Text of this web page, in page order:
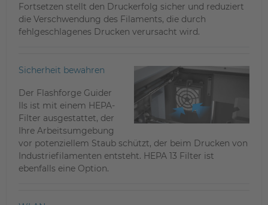
Fortsetzen stellt den Druckerfolg sicher und reduziert
die Verschwendung des Filaments, die durch
fehlgeschlagenes Drucken verursacht wird.
Sicherheit bewahren
Der Flashforge Guider
IIs ist mit einem HEPA-
Filter ausgestattet, der
Ihre Arbeitsumgebung
vor potenziellem Staub schützt, der beim Drucken von
Industriefilamenten entsteht. HEPA 13 Filter ist
ebenfalls eine Option.